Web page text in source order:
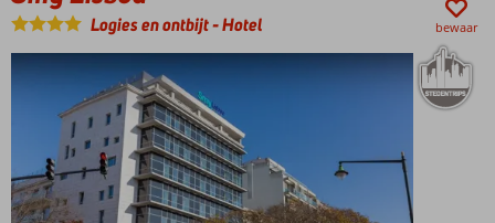
Logies en ontbijt-Hotel bewaar